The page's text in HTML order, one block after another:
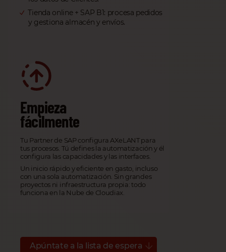
Tienda online + SAP B1: procesa pedidos
y gestiona almacén y envíos.
Empieza
fácilmente
Tu Partner de SAP configura AXeLANT para
tus procesos. Tú defines la automatización y él
configura las capacidades y las interfaces.
Un inicio rápido y eficiente en gasto, incluso
con una sola automatización. Sin grandes
proyectos ni infraestructura propia: todo
funciona en la Nube de Cloudiax.
Apúntate a la lista de espera